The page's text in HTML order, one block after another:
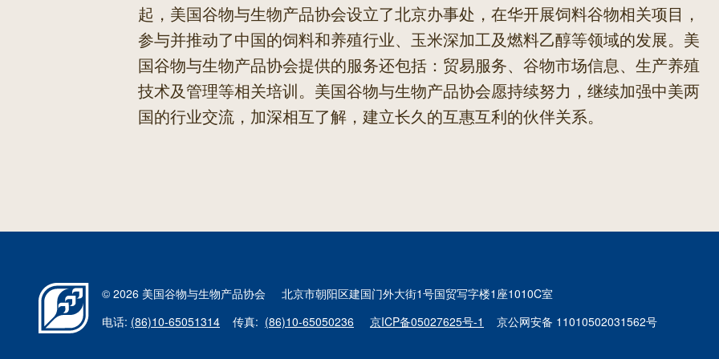
起，美国谷物与生物产品协会设立了北京办事处，在华开展饲料谷物相关项目，
参与并推动了中国的饲料和养殖行业、玉米深加工及燃料乙醇等领域的发展。美
国谷物与生物产品协会提供的服务还包括：贸易服务、谷物市场信息、生产养殖
技术及管理等相关培训。美国谷物与生物产品协会愿持续努力，继续加强中美两
国的行业交流，加深相互了解，建立长久的互惠互利的伙伴关系。
© 2026 美国谷物与生物产品协会 北京市朝阳区建国门外大街1号国贸写字楼1座1010C室
电话: (86)10-65051314 传真: (86)10-65050236 京ICP备05027625号-1 京公网安备 11010502031562号